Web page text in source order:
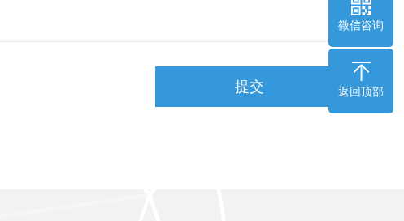
微信咨询
返回顶部